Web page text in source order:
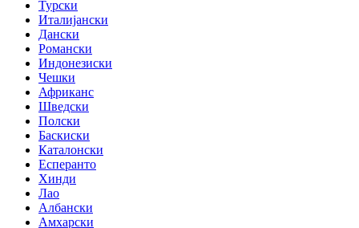
Турски
Италијански
Дански
Романски
Индонезиски
Чешки
Африканс
Шведски
Полски
Баскиски
Каталонски
Есперанто
Хинди
Лао
Албански
Амхарски